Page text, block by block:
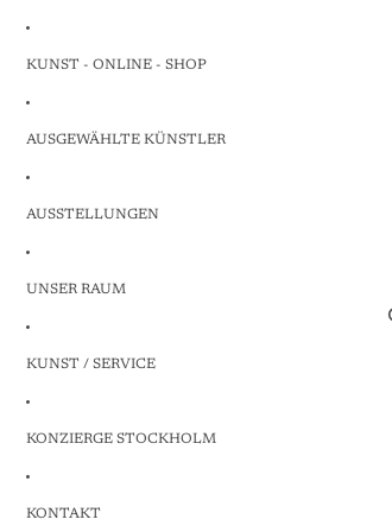
KUNST - ONLINE - SHOP
AUSGEWÄHLTE KÜNSTLER
AUSSTELLUNGEN
UNSER RAUM
KUNST / SERVICE
KONZIERGE STOCKHOLM
KONTAKT